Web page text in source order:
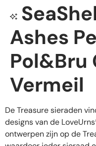
Ashes
Pol&Bru
Vermeil
De Treasure sieraden
designs van de
ontwerpen zijn op de